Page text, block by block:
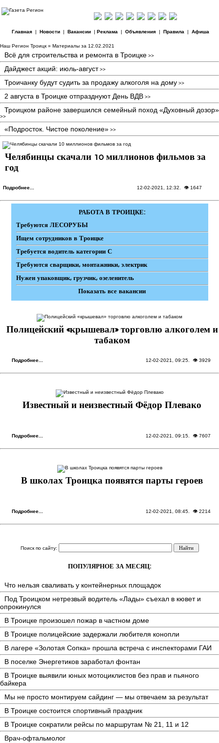
Главная| Новости| Вакансии| Реклама | Объявления| Правила | Афиша
Наш Регион Троицк » Материалы за 12.02.2021
Всё для строительства и ремонта в Троицке >>
Дайджест акций: июль-август>>
Троичанку будут судить за продажу алкоголя на дому >>
2 августа в Троицке отпразднуют День ВДВ >>
Троицком районе завершился семейный поход «Духовный дозор»
>>
«Подросток. Чистое поколение» >>
Челябинцы скачали 10 миллионов фильмов за
год
Подробнее... 12-02-2021, 12:32 . 👁 1647
РАБОТА В ТРОИЦКЕ:
Требуются ЛЕСОРУБЫ
Ищем сотрудников в Троицке
Требуется водитель категории С
Требуются сварщики, монтажники, электрик
Нужен упаковщик, грузчик, озеленитель
Показать все вакансии
Полицейский «крышевал» торговлю алкоголем и
табаком
Подробнее... 12-02-2021, 09:25. 👁 3929
Известный и неизвестный Фёдор Плевако
Подробнее... 12-02-2021, 09:15. 👁 7607
В школах Троицка появятся парты героев
Подробнее... 12-02-2021, 08:45. 👁 2214
Поиск по сайту:
ПОПУЛЯРНОЕ ЗА МЕСЯЦ:
Что нельзя сваливать у контейнерных площадок
Под Троицком нетрезвый водитель «Лады» съехал в кювет и
опрокинулся
В Троицке произошел пожар в частном доме
В Троицке полицейские задержали любителя конопли
В лагере «Золотая Сопка» прошла встреча с инспекторами ГАИ
В поселке Энергетиков заработал фонтан
В Троицке выявили юных мотоциклистов без прав и пьяного
байкера
Мы не просто монтируем сайдинг — мы отвечаем за результат
В Троицке состоится спортивный праздник
В Троицке сократили рейсы по маршрутам № 21, 11 и 12
Врач-офтальмолог